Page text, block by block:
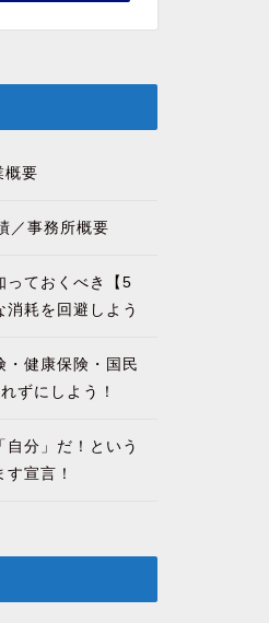
要
／事務所概要
っておくべき【5
耗を回避しよう
・健康保険・国民
ずにしよう！
自分」だ！という
宣言！